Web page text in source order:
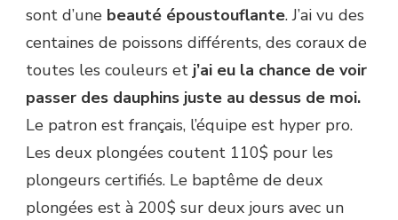
sont d’une beauté époustouflante. J’ai vu des
centaines de poissons différents, des coraux de
toutes les couleurs et j’ai eu la chance de voir
passer des dauphins juste au dessus de moi.
Le patron est français, l’équipe est hyper pro.
Les deux plongées coutent 110$ pour les
plongeurs certifiés. Le baptême de deux
plongées est à 200$ sur deux jours avec un